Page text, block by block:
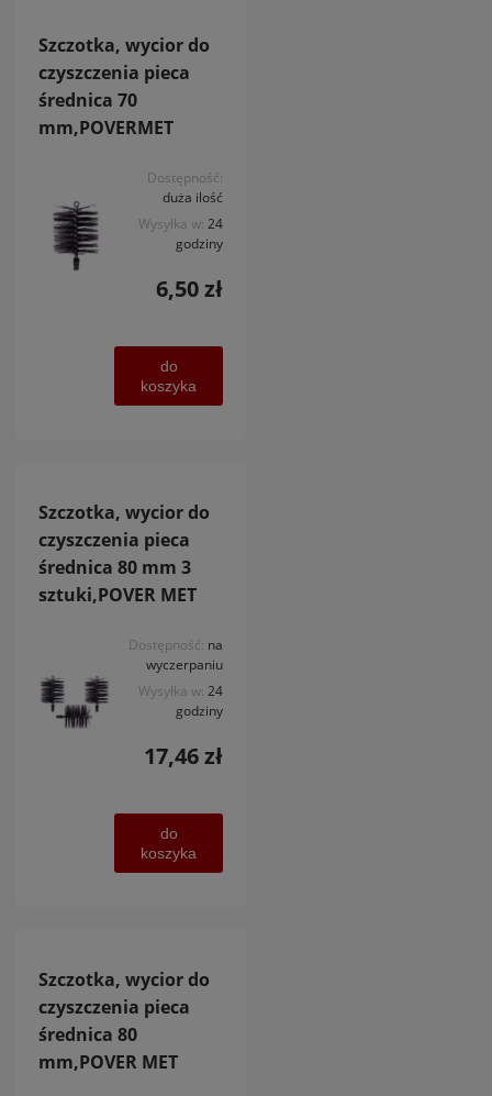
Szczotka, wycior do
czyszczenia pieca
średnica 70
mm,POVERMET
Dostępność:
duża ilość
Wysyłka w: 24
godziny
6,50 zł
do
koszyka
Szczotka, wycior do
czyszczenia pieca
średnica 80 mm 3
sztuki,POVER MET
Dostępność: na
wyczerpaniu
Wysyłka w: 24
godziny
17,46 zł
do
koszyka
Szczotka, wycior do
czyszczenia pieca
średnica 80
mm,POVER MET